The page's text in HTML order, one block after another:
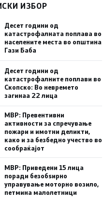
ИЗБОР
Десет години од
катастрофалната поплава во
населените места во општина
Гази Баба
Десет години од
катастрофалните поплави во
Скопско: Во невремето
загинаа 22 лица
МВР: Превентивни
активности за спречување
пожари и имотни деликти,
како и за безбедно учество во
сообраќајот
МВР: Приведени 15 лица
поради безобѕирно
управување моторно возило,
петмина малолетници